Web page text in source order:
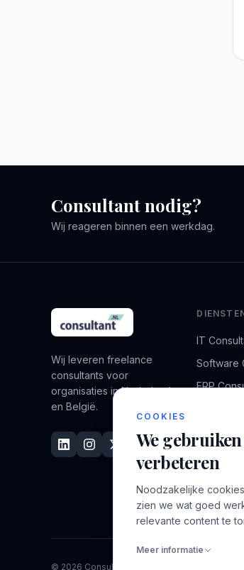
Consultant nodig?
Wij reageren binnen een werkdag.
Wij leveren freelance
consultants voor
organisaties in Nederland
en België.
IT
Software
ERP
© 2026 Consultant.nl. Alle rechten
COOKIES
We
verbeteren
Noodzakelijke
zien we wat goed
relevante content te
Meer informatie